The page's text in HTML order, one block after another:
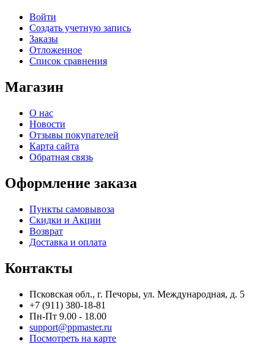
Войти
Создать учетную запись
Заказы
Отложенное
Список сравнения
Магазин
О нас
Новости
Отзывы покупателей
Карта сайта
Обратная связь
Оформление заказа
Пункты самовывоза
Скидки и Акции
Возврат
Доставка и оплата
Контакты
Псковская обл., г. Печоры, ул. Международная, д. 5
+7 (911) 380-18-81
Пн-Пт 9.00 - 18.00
support@ppmaster.ru
Посмотреть на карте